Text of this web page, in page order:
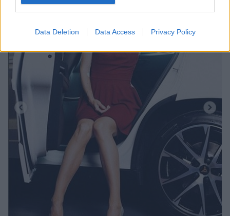
Data Deletion Data Access Privacy Policy